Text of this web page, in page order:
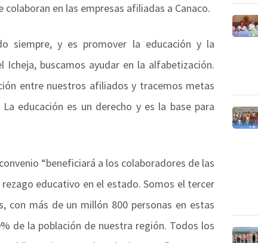
en las empresas afiliadas a Canaco.
siempre, y es promover la educación y la
buscamos ayudar en la alfabetización.
entre nuestros afiliados y tracemos metas
educación es un derecho y es la base para
“beneficiará a los colaboradores de las
educativo en el estado. Somos el tercer
con más de un millón 800 personas en estas
de la población de nuestra región. Todos los